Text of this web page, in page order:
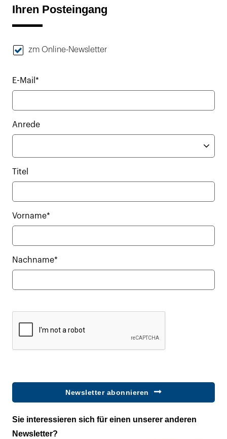
Ihren Posteingang
zm Online-Newsletter
E-Mail*
Anrede
Titel
Vorname*
Nachname*
Newsletter abonnieren
Sie interessieren sich für einen unserer anderen
Newsletter?